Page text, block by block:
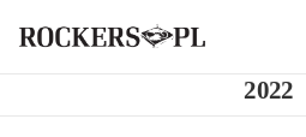
2022